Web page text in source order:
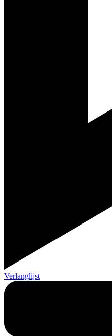
Verlanglijst